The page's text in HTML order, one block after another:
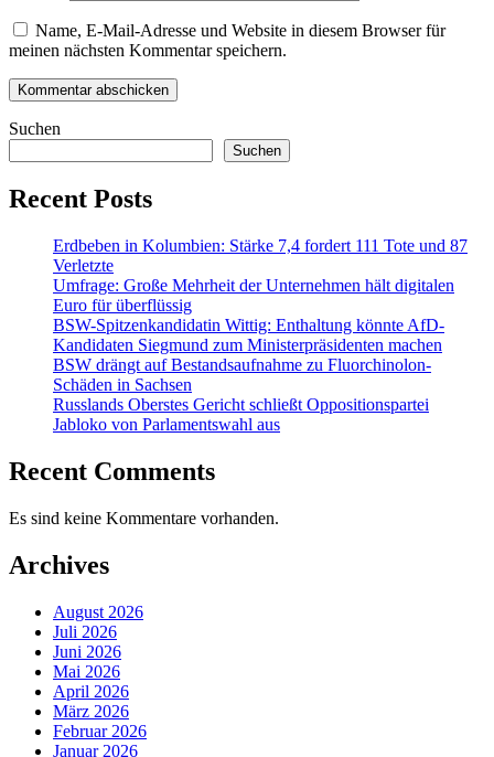
Name, E-Mail-Adresse und Website in diesem Browser für
meinen nächsten Kommentar speichern.
Suchen
Suchen
Recent Posts
Erdbeben in Kolumbien: Stärke 7,4 fordert 111 Tote und 87
Verletzte
Umfrage: Große Mehrheit der Unternehmen hält digitalen
Euro für überflüssig
BSW-Spitzenkandidatin Wittig: Enthaltung könnte AfD-
Kandidaten Siegmund zum Ministerpräsidenten machen
BSW drängt auf Bestandsaufnahme zu Fluorchinolon-
Schäden in Sachsen
Russlands Oberstes Gericht schließt Oppositionspartei
Jabloko von Parlamentswahl aus
Recent Comments
Es sind keine Kommentare vorhanden.
Archives
August 2026
Juli 2026
Juni 2026
Mai 2026
April 2026
März 2026
Februar 2026
Januar 2026